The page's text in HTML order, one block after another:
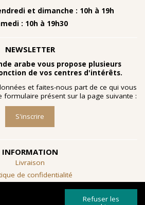
et dimanche : 10h à 19h
: 10h à 19h30
NEWSLETTER
arabe vous propose plusieurs
de vos centres d'intérêts.
et faites-nous part de ce qui vous
formulaire présent sur la page suivante :
S'inscrire
INFORMATION
Livraison
de confidentialité
générales de vente
Refuser les